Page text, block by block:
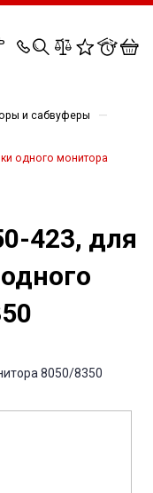
0 0 0 0
и сабвуферы —
одного монитора
423, для
8050/8350